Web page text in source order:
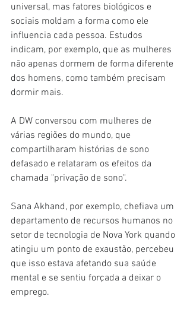
universal, mas fatores biológicos e
sociais moldam a forma como ele
influencia cada pessoa. Estudos
indicam, por exemplo, que as mulheres
não apenas dormem de forma diferente
dos homens, como também precisam
dormir mais.
A DW conversou com mulheres de
várias regiões do mundo, que
compartilharam histórias de sono
defasado e relataram os efeitos da
chamada "privação de sono".
Sana Akhand, por exemplo, chefiava um
departamento de recursos humanos no
setor de tecnologia de Nova York quando
atingiu um ponto de exaustão, percebeu
que isso estava afetando sua saúde
mental e se sentiu forçada a deixar o
emprego.